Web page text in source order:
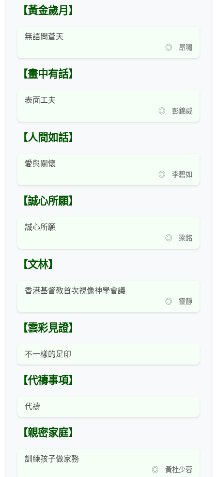
【黃金歲月】
無語問蒼天
◎ 昂嘯
【畫中有話】
表面工夫
◎ 彭錦威
【人間如話】
愛與關懷
◎ 李碧如
【誠心所願】
誠心所願
◎ 梁銘
【文林】
香港基督教首次視像神學會議
◎ 靈靜
【雲彩見證】
不一樣的足印
【代禱事項】
代禱
【親密家庭】
訓練孩子做家務
◎ 黃杜少蓉